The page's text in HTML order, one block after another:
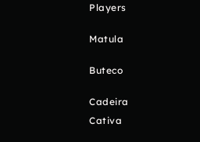
Players
Matula
Buteco
Cadeira
Cativa